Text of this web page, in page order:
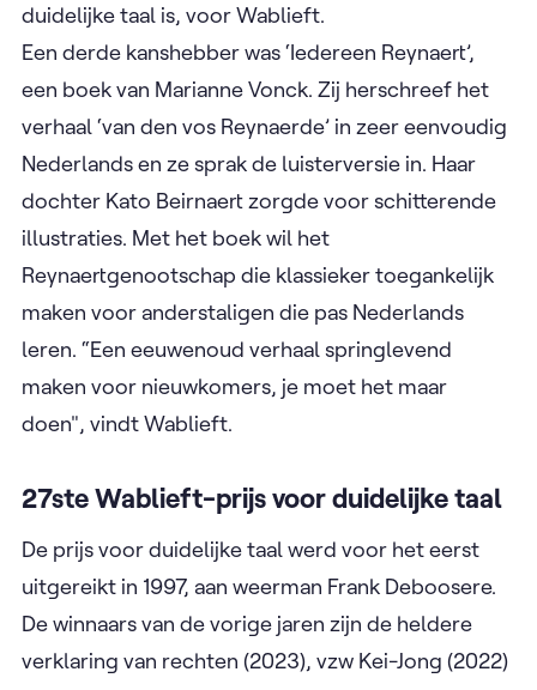
duidelijke taal is, voor Wablieft.
Een derde kanshebber was ‘Iedereen Reynaert’,
een boek van Marianne Vonck. Zij herschreef het
verhaal ‘van den vos Reynaerde’ in zeer eenvoudig
Nederlands en ze sprak de luisterversie in. Haar
dochter Kato Beirnaert zorgde voor schitterende
illustraties. Met het boek wil het
Reynaertgenootschap die klassieker toegankelijk
maken voor anderstaligen die pas Nederlands
leren. “Een eeuwenoud verhaal springlevend
maken voor nieuwkomers, je moet het maar
doen", vindt Wablieft.
27ste Wablieft-prijs voor duidelijke taal
De prijs voor duidelijke taal werd voor het eerst
uitgereikt in 1997, aan weerman Frank Deboosere.
De winnaars van de vorige jaren zijn de heldere
verklaring van rechten (2023), vzw Kei-Jong (2022)